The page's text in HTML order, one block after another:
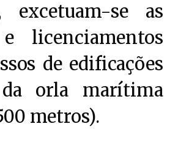
excetuam-se as
licenciamentos
de edificações
orla marítima
metros).